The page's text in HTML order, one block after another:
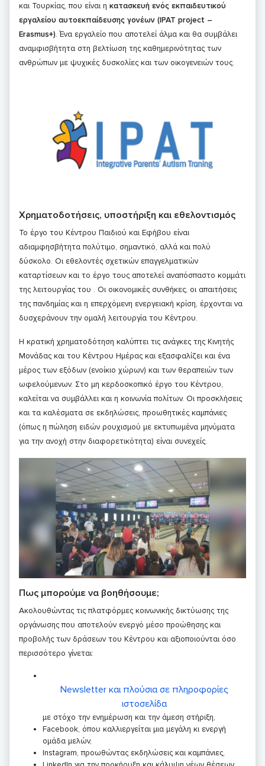
και Τουρκίας, που είναι η κατασκευή ενός εκπαιδευτικού
εργαλείου αυτοεκπαίδευσης γονέων (IPAT project –
Erasmus+). Ένα εργαλείο που αποτελεί άλμα και θα συμβάλει
αναμφισβήτητα στη βελτίωση της καθημερινότητας των
ανθρώπων με ψυχικές δυσκολίες και των οικογενειών τους.
Χρηματοδοτήσεις, υποστήριξη και εθελοντισμός
Το έργο του Κέντρου Παιδιού και Εφήβου είναι
αδιαμφησβήτητα πολύτιμο, σημαντικό, αλλά και πολύ
δύσκολο. Οι εθελοντές σχετικών επαγγελματικών
καταρτίσεων και το έργο τους αποτελεί αναπόσπαστο κομμάτι
της λειτουργίας του . Οι οικονομικές συνθήκες, οι απαιτήσεις
της πανδημίας και η επερχόμενη ενεργειακή κρίση, έρχονται να
δυσχεράνουν την ομαλή λειτουργία του Κέντρου.
Η κρατική χρηματοδότηση καλύπτει τις ανάγκες της Κινητής
Μονάδας και του Κέντρου Ημέρας και εξασφαλίζει και ένα
μέρος των εξόδων (ενοίκιο χώρων) και των θεραπειών των
ωφελούμενων. Στο μη κερδοσκοπικό έργο του Κέντρου,
καλείται να συμβάλλει και η κοινωνία πολίτων. Οι προσκλήσεις
και τα καλέσματα σε εκδηλώσεις, προωθητικές καμπάνιες
(όπως η πώληση ειδών ρουχισμού με εκτυπωμένα μηνύματα
για την ανοχή στην διαφορετικότητα) είναι συνεχείς.
Πως μπορούμε να βοηθήσουμε;
Ακολουθώντας τις πλατφόρμες κοινωνικής δικτύωσης της
οργάνωσης που αποτελούν ενεργό μέσο προώθησης και
προβολής των δράσεων του Κέντρου και αξιοποιούνται όσο
περισσότερο γίνεται:
Newsletter και πλούσια σε πληροφορίες
ιστοσελίδα
με στόχο την ενημέρωση και την άμεση στήριξη,
Facebook, όπου καλλιεργείται μια μεγάλη κι ενεργή
ομάδα μελών,
Instagram, προωθώντας εκδηλώσεις και καμπάνιες,